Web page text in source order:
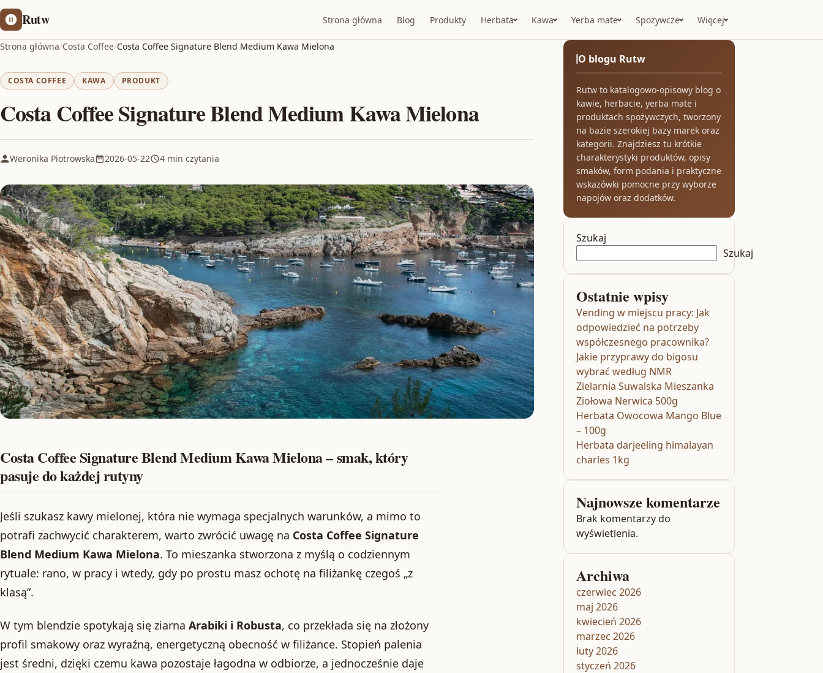
Rutw Strona główna Blog Produkty Herbata Kawa Yerba mate Spożywcze Więcej
Strona główna/Costa Coffee/Costa Coffee Signature Blend Medium Kawa Mielona
COSTA COFFEE KAWA PRODUKT
Costa Coffee Signature Blend Medium Kawa Mielona
Weronika Piotrowska 2026-05-22 4 min czytania
Costa Coffee Signature Blend Medium Kawa Mielona – smak, który
pasuje do każdej rutyny
Jeśli szukasz kawy mielonej, która nie wymaga specjalnych warunków, a mimo to
potrafi zachwycić charakterem, warto zwrócić uwagę na Costa Coffee Signature
Blend Medium Kawa Mielona. To mieszanka stworzona z myślą o codziennym
rytuale: rano, w pracy i wtedy, gdy po prostu masz ochotę na filiżankę czegoś „z
klasą”.
W tym blendzie spotykają się ziarna Arabiki i Robusta, co przekłada się na złożony
profil smakowy oraz wyraźną, energetyczną obecność w filiżance. Stopień palenia
jest średni, dzięki czemu kawa pozostaje łagodna w odbiorze, a jednocześnie daje
O blogu Rutw
Rutw to katalogowo-opisowy blog o
kawie, herbacie, yerba mate i
produktach spożywczych, tworzony
na bazie szerokiej bazy marek oraz
kategorii. Znajdziesz tu krótkie
charakterystyki produktów, opisy
smaków, form podania i praktyczne
wskazówki pomocne przy wyborze
napojów oraz dodatków.
Szukaj
Szukaj
Ostatnie wpisy
Vending w miejscu pracy: Jak
odpowiedzieć na potrzeby
współczesnego pracownika?
Jakie przyprawy do bigosu
wybrać według NMR
Zielarnia Suwalska Mieszanka
Ziołowa Nerwica 500g
Herbata Owocowa Mango Blue
– 100g
Herbata darjeeling himalayan
charles 1kg
Najnowsze komentarze
Brak komentarzy do
wyświetlenia.
Archiwa
czerwiec 2026
maj 2026
kwiecień 2026
marzec 2026
luty 2026
styczeń 2026